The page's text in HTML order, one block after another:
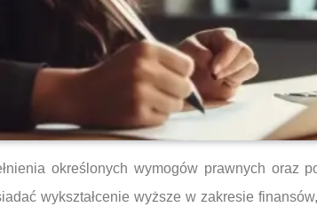
określonych wymogów prawnych oraz
wykształcenie wyższe w zakresie